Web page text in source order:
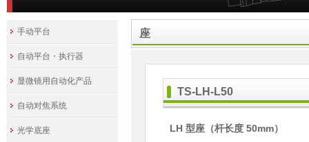
座
TS-LH-L50
LH 型座（杆长度 50mm）
手动平台
自动平台・执行器
显微镜用自动化产品
自动对焦系统
光学底座